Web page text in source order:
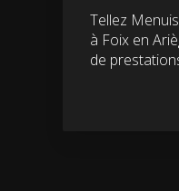
Tellez
à Foix en
de